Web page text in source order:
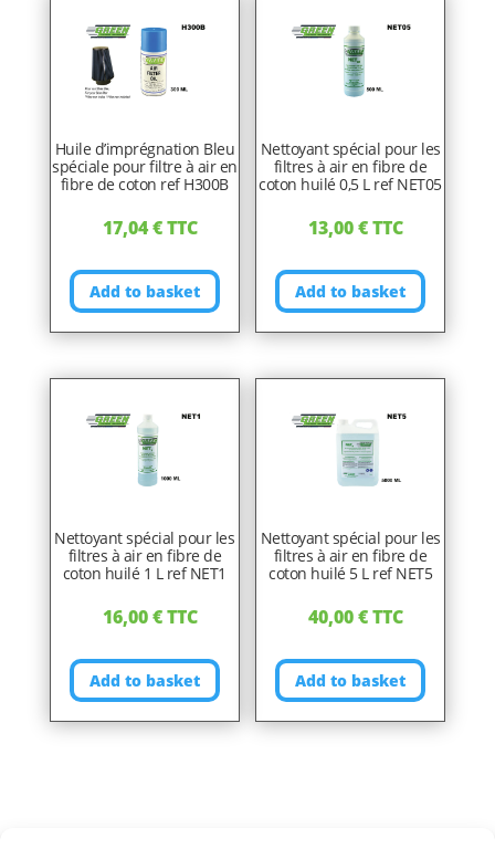
Huile d’imprégnation Bleu
spéciale pour filtre à air en
fibre de coton ref H300B
17,04€TTC
Add to basket
Nettoyant spécial pour les
filtres à air en fibre de
coton huilé 0,5 L ref NET05
13,00€TTC
Add to basket
Nettoyant spécial pour les
filtres à air en fibre de
coton huilé 1 L ref NET1
16,00€TTC
Add to basket
Nettoyant spécial pour les
filtres à air en fibre de
coton huilé 5 L ref NET5
40,00€TTC
Add to basket